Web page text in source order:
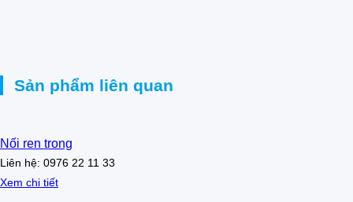
Sản phẩm liên quan
Nối ren trong
Liên hệ: 0976 22 11 33
Xem chi tiết